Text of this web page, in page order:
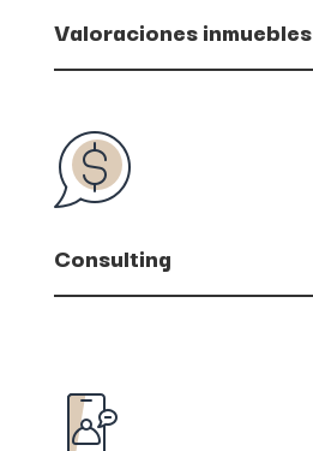
Valoraciones inmuebles
Consulting